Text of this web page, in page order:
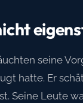
seine
hatte. Er
Seine Leute